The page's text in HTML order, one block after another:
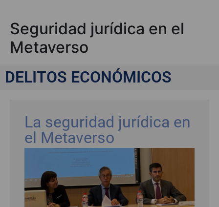
Seguridad jurídica en el
Metaverso
DELITOS ECONÓMICOS
La seguridad jurídica en
el Metaverso